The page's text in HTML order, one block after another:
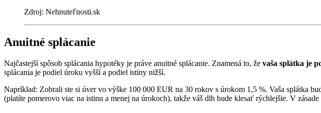
Zdroj: Nehnuteľnosti.sk
Anuitné splácanie
Najčastejší spôsob splácania hypotéky je práve anuitné splácanie. Znamená to, že vaša splátka je
splácania je podiel úroku vyšší a podiel istiny nižší.
Napríklad: Zobrali ste si úver vo výške 100 000 EUR na 30 rokov s úrokom 1,5 %. Vaša splátka
(platíte pomerovo viac na istinu a menej na úrokoch), takže váš dlh bude klesať rýchlejšie. V